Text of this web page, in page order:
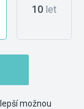
10 let
možnou